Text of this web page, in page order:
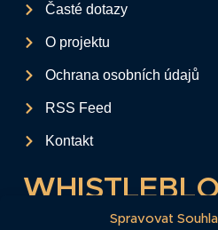
Spravovat
Časté dotazy
O projektu
Ochrana osobních údajů
RSS Feed
Kontakt
Tento formulář slouží k